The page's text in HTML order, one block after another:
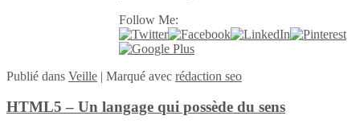
Follow Me:
Publié dans Veille | Marqué avec rédaction seo
HTML5 – Un langage qui possède du sens